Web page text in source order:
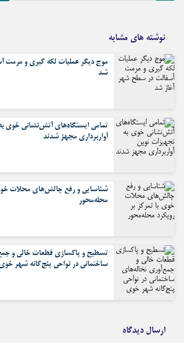
نوشته های مشابه
موج دیگر عملیات لکه گیری و مرمت
شد
تمامی ایستگاه‌های آتش‌نشانی خوی
آواربرداری مجهز شدند
شناسایی و رفع چالش‌های محلات خوی
محله‌محور
تسطیح و پاکسازی قطعات خالی و
ساختمانی در نواحی پنج‌گانه شهر خوی
ارسال دیدگاه